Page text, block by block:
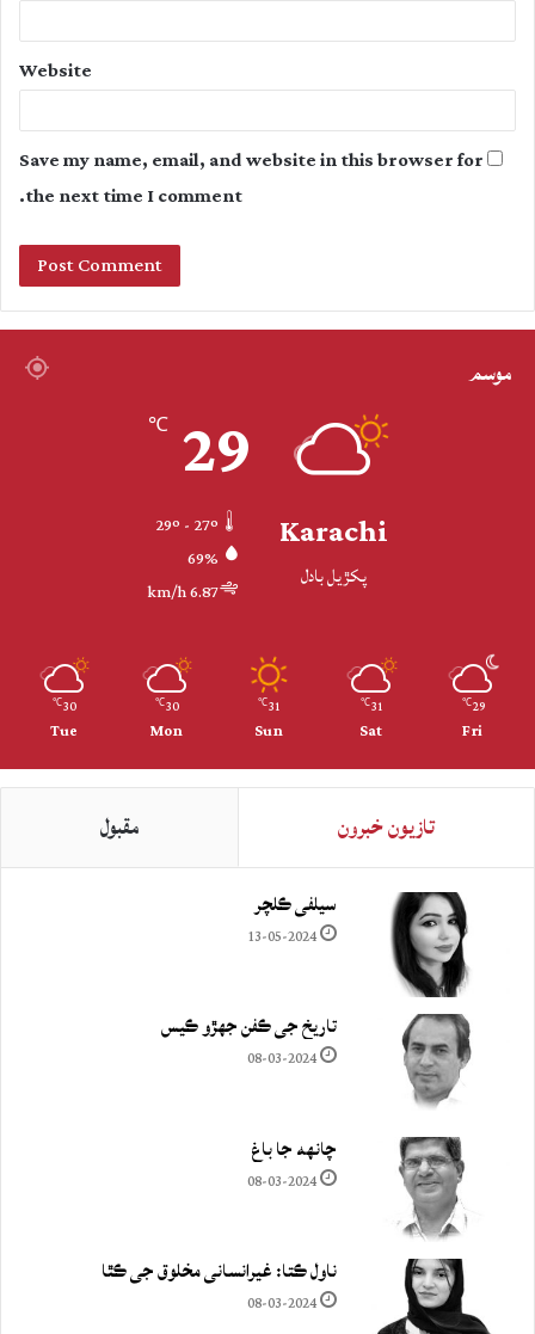
Website
Save my name, email, and website in this browser for
the next time I comment.
موسم
Karachi
پکڙيل بادل
29
℃
69%
6.87 km/h
29
℃
Fri
31
℃
Sat
31
℃
Sun
30
℃
Mon
30
℃
Tue
تازيون خبرون مقبول
سيلفي ڪلچر
13-05-2024
تاريخ جي ڪفن جھڙو ڪيس
08-03-2024
چانهه جا باغ
08-03-2024
ناول ڪتا: غيرانساني مخلوق جي ڪٿا
08-03-2024